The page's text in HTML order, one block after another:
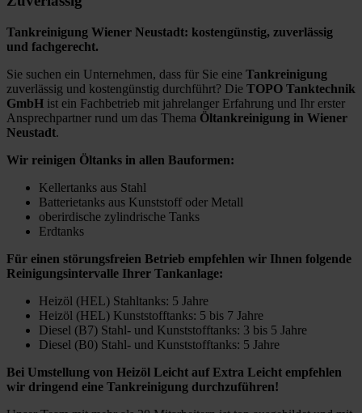
Tankreinigung Wiener Neustadt: kostengünstig, zuverlässig
und fachgerecht.
Sie suchen ein Unternehmen, dass für Sie eine Tankreinigung
zuverlässig und kostengünstig durchführt? Die TOPO Tanktechnik
GmbH ist ein Fachbetrieb mit jahrelanger Erfahrung und Ihr erster
Ansprechpartner rund um das Thema Öltankreinigung in Wiener
Neustadt.
Wir reinigen Öltanks in allen Bauformen:
Kellertanks aus Stahl
Batterietanks aus Kunststoff oder Metall
oberirdische zylindrische Tanks
Erdtanks
Für einen störungsfreien Betrieb empfehlen wir Ihnen folgende
Reinigungsintervalle Ihrer Tankanlage:
Heizöl (HEL) Stahltanks: 5 Jahre
Heizöl (HEL) Kunststofftanks: 5 bis 7 Jahre
Diesel (B7) Stahl- und Kunststofftanks: 3 bis 5 Jahre
Diesel (B0) Stahl- und Kunststofftanks: 5 Jahre
Bei Umstellung von Heizöl Leicht auf Extra Leicht empfehlen
wir dringend eine Tankreinigung durchzuführen!